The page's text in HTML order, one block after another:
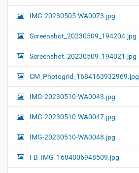
IMG-20230505-WA0073.jpg
Screenshot_20230509_194204.jpg
Screenshot_20230509_194021.jpg
CM_Photogrid_1684163932969.jpg
IMG-20230510-WA0043.jpg
IMG-20230510-WA0047.jpg
IMG-20230510-WA0048.jpg
FB_IMG_1684006948509.jpg